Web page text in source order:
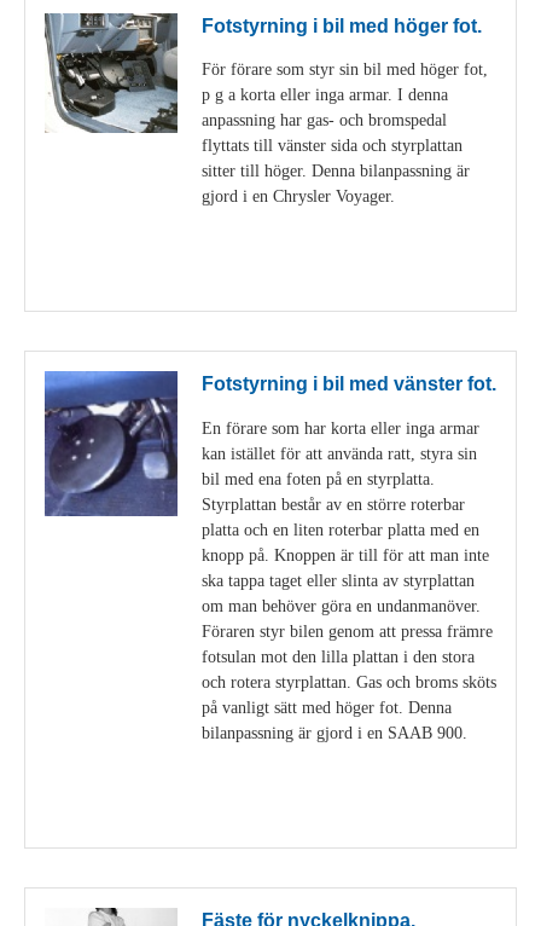
Fotstyrning i bil med höger fot.
För förare som styr sin bil med höger fot,
p g a korta eller inga armar. I denna
anpassning har gas- och bromspedal
flyttats till vänster sida och styrplattan
sitter till höger. Denna bilanpassning är
gjord i en Chrysler Voyager.
Fotstyrning i bil med vänster fot.
En förare som har korta eller inga armar
kan istället för att använda ratt, styra sin
bil med ena foten på en styrplatta.
Styrplattan består av en större roterbar
platta och en liten roterbar platta med en
knopp på. Knoppen är till för att man inte
ska tappa taget eller slinta av styrplattan
om man behöver göra en undanmanöver.
Föraren styr bilen genom att pressa främre
fotsulan mot den lilla plattan i den stora
och rotera styrplattan. Gas och broms sköts
på vanligt sätt med höger fot. Denna
bilanpassning är gjord i en SAAB 900.
Fäste för nyckelknippa.